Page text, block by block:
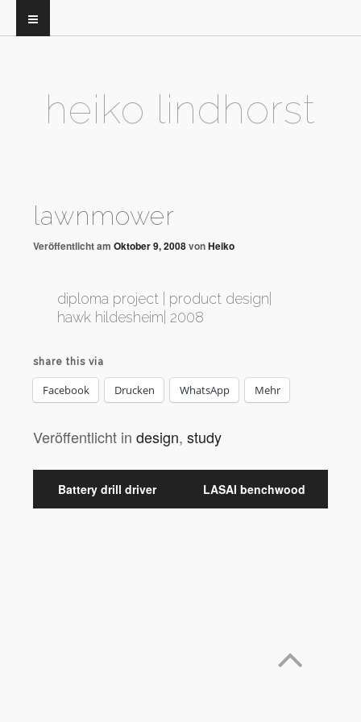
heiko lindhorst
lawnmower
Veröffentlicht am Oktober 9, 2008vonHeiko
diploma project | product design|
hawk hildesheim| 2008
share this via
Facebook Drucken WhatsApp Mehr
Veröffentlicht in design, study
Battery drill driver LASAI benchwood